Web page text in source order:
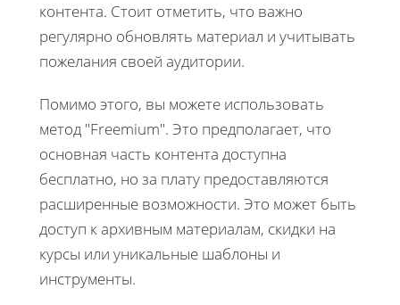
контента. Стоит отметить, что важно
регулярно обновлять материал и учитывать
пожелания своей аудитории.
Помимо этого, вы можете использовать
метод "Freemium". Это предполагает, что
основная часть контента доступна
бесплатно, но за плату предоставляются
расширенные возможности. Это может быть
доступ к архивным материалам, скидки на
курсы или уникальные шаблоны и
инструменты.